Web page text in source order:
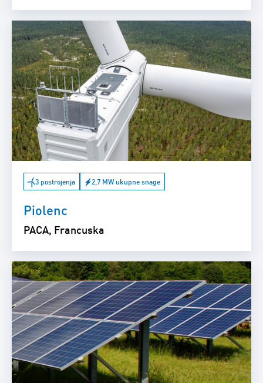
3 postrojenja 2,7 MW ukupne snage
Piolenc
PACA, Francuska